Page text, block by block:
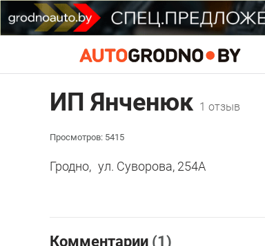
ИП Янченюк 1 отзыв
Просмотров: 5415
Гродно, ул. Суворова, 254А
Комментарии (1)